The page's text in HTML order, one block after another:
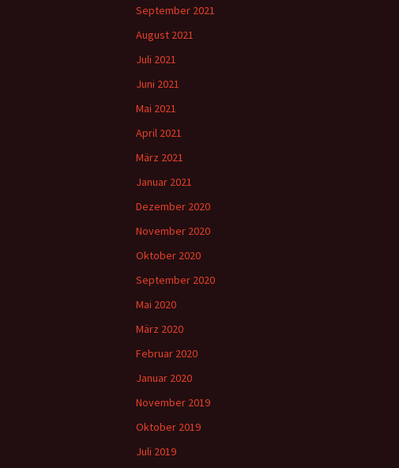
September 2021
August 2021
Juli 2021
Juni 2021
Mai 2021
April 2021
März 2021
Januar 2021
Dezember 2020
November 2020
Oktober 2020
September 2020
Mai 2020
März 2020
Februar 2020
Januar 2020
November 2019
Oktober 2019
Juli 2019